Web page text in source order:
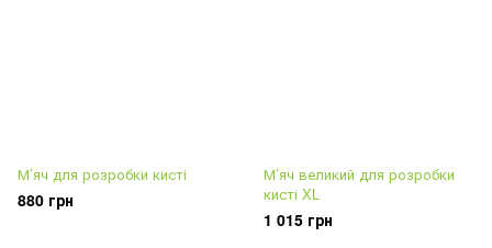
М’яч для розробки кисті
880 грн
М’яч великий для розробки
кисті XL
1 015 грн